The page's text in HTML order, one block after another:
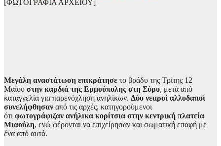
[ΦΩΤΟΓΡΑΦΙΑ ΑΡΧΕΙΟΥ]
Μεγάλη αναστάτωση επικράτησε το βράδυ της Τρίτης 12
Μαΐου στην καρδιά της Ερμούπολης στη Σύρο, μετά από
καταγγελία για παρενόχληση ανηλίκων. Δύο νεαροί αλλοδαποί
συνελήφθησαν από τις αρχές, κατηγορούμενοι
ότι φωτογράφιζαν ανήλικα κορίτσια στην κεντρική πλατεία
Μιαούλη, ενώ φέρονται να επιχείρησαν και σωματική επαφή με
ένα από αυτά.